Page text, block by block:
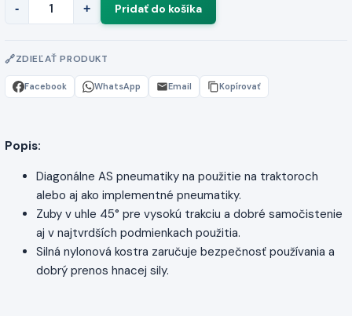
- +
ZDIEĽAŤ PRODUKT
Facebook WhatsApp Email Kopírovať
Popis:
Diagonálne AS pneumatiky na použitie na traktoroch
alebo aj ako implementné pneumatiky.
Zuby v uhle 45° pre vysokú trakciu a dobré samočistenie
aj v najtvrdších podmienkach použitia.
Silná nylonová kostra zaručuje bezpečnosť používania a
dobrý prenos hnacej sily.